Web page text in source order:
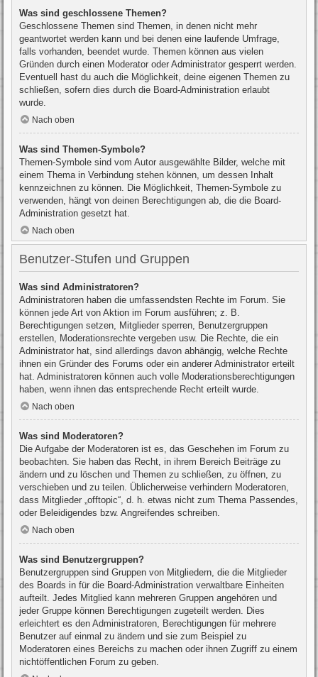
Was sind geschlossene Themen?
Geschlossene Themen sind Themen, in denen nicht mehr
geantwortet werden kann und bei denen eine laufende Umfrage,
falls vorhanden, beendet wurde. Themen können aus vielen
Gründen durch einen Moderator oder Administrator gesperrt werden.
Eventuell hast du auch die Möglichkeit, deine eigenen Themen zu
schließen, sofern dies durch die Board-Administration erlaubt
wurde.
Nach oben
Was sind Themen-Symbole?
Themen-Symbole sind vom Autor ausgewählte Bilder, welche mit
einem Thema in Verbindung stehen können, um dessen Inhalt
kennzeichnen zu können. Die Möglichkeit, Themen-Symbole zu
verwenden, hängt von deinen Berechtigungen ab, die die Board-
Administration gesetzt hat.
Nach oben
Benutzer-Stufen und Gruppen
Was sind Administratoren?
Administratoren haben die umfassendsten Rechte im Forum. Sie
können jede Art von Aktion im Forum ausführen; z. B.
Berechtigungen setzen, Mitglieder sperren, Benutzergruppen
erstellen, Moderationsrechte vergeben usw. Die Rechte, die ein
Administrator hat, sind allerdings davon abhängig, welche Rechte
ihnen ein Gründer des Forums oder ein anderer Administrator erteilt
hat. Administratoren können auch volle Moderationsberechtigungen
haben, wenn ihnen das entsprechende Recht erteilt wurde.
Nach oben
Was sind Moderatoren?
Die Aufgabe der Moderatoren ist es, das Geschehen im Forum zu
beobachten. Sie haben das Recht, in ihrem Bereich Beiträge zu
ändern und zu löschen und Themen zu schließen, zu öffnen, zu
verschieben und zu teilen. Üblicherweise verhindern Moderatoren,
dass Mitglieder „offtopic“, d. h. etwas nicht zum Thema Passendes,
oder Beleidigendes bzw. Angreifendes schreiben.
Nach oben
Was sind Benutzergruppen?
Benutzergruppen sind Gruppen von Mitgliedern, die die Mitglieder
des Boards in für die Board-Administration verwaltbare Einheiten
aufteilt. Jedes Mitglied kann mehreren Gruppen angehören und
jeder Gruppe können Berechtigungen zugeteilt werden. Dies
erleichtert es den Administratoren, Berechtigungen für mehrere
Benutzer auf einmal zu ändern und sie zum Beispiel zu
Moderatoren eines Bereichs zu machen oder ihnen Zugriff zu einem
nichtöffentlichen Forum zu geben.